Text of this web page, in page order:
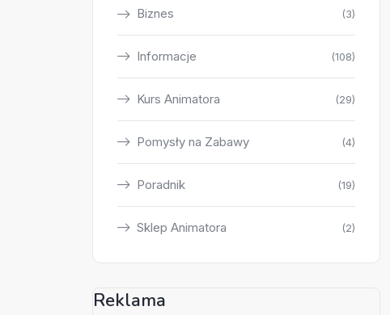
Biznes (3)
Informacje (108)
Kurs Animatora (29)
Pomysły na Zabawy (4)
Poradnik (19)
Sklep Animatora (2)
Reklama